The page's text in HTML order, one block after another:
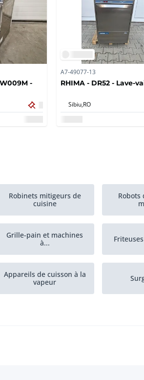
-
A7-49077-13
RHIMA - DR52 - Lave-
Sibiu, RO
Robinets mitigeurs de
cuisine
Robots
Grille-pain et machines
à...
Appareils de cuisson à la
vapeur